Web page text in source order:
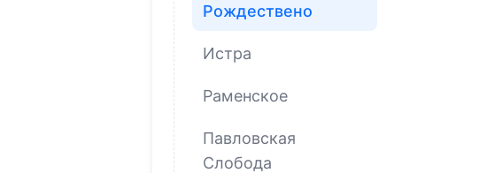
Рождествено
Истра
Раменское
Павловская
Слобода